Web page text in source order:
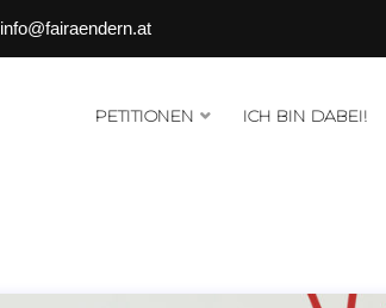
info@fairaendern.at
PETITIONEN ICH BIN DABEI!